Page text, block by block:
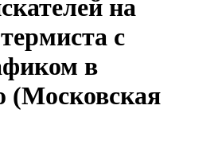
на
с
в
(Московская